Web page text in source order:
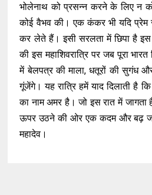
भोलेनाथ को प्रसन्न करने के लिए न
कोई वैभव की। एक कंकर भी यदि प्रेम
कर लेते हैं। इसी सरलता में छिपा है
की इस महाशिवरात्रि पर जब पूरा
में बेलपत्र की माला, धतूरों की सुगंध
गूंजेंगे। यह रात्रि हमें याद दिलाती है
का नाम अमर है। जो इस रात में
ऊपर उठने की ओर एक कदम और बढ़
महादेव।